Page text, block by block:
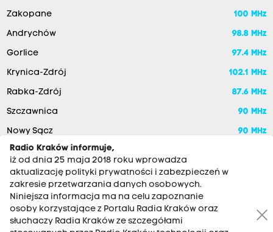
Zakopane 100 MHz
Andrychów 98.8 MHz
Gorlice 97.4 MHz
Krynica-Zdrój 102.1 MHz
Rabka-Zdrój 87.6 MHz
Szczawnica 90 MHz
Nowy Sącz
90 MHz
Radio Kraków informuje,
iż od dnia 25 maja 2018 roku wprowadza
aktualizację polityki prywatności i zabezpieczeń w
zakresie przetwarzania danych osobowych.
Niniejsza informacja ma na celu zapoznanie
osoby korzystające z Portalu Radia Kraków oraz
słuchaczy Radia Kraków ze szczegółami